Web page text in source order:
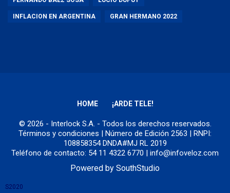
INFLACION EN ARGENTINA GRAN HERMANO 2022
HOME ¡ARDE TELE!
© 2026 - Interlock S.A. - Todos los derechos reservados.
Términos y condiciones | Número de Edición 2563 | RNPI:
108858354 DNDA#MJ RL 2019
Teléfono de contacto: 54 11 4322 6770 | info@infoveloz.com
Powered by SouthStudio
S2020